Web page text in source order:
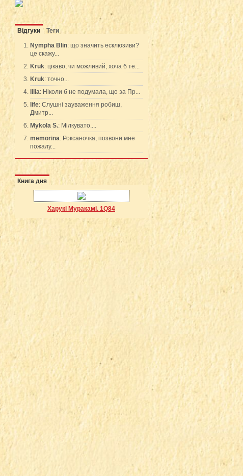
Відгуки Теги
Nympha Blin: що значить есклюзиви?
це скажу...
Kruk: цікаво, чи можливий, хоча б те...
Kruk: точно...
lilia: Ніколи б не подумала, що за Пр...
life: Слушні зауваження робиш,
Дмитр...
Mykola S.: Мілкувато....
memorina: Роксаночка, позвони мне
пожалу...
Книга дня
Харукі Муракамі. 1Q84